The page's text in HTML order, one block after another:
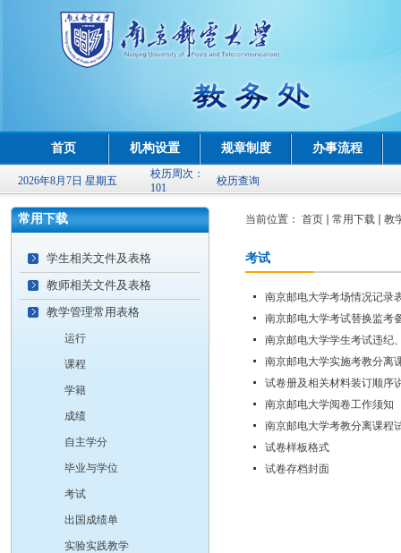
首页 机构设置 规章制度 办事流程
2026年8月7日 星期五
校历周次：
101
校历查询
常用下载 当前位置： 首页 常用下载 教
学生相关文件及表格
教师相关文件及表格
教学管理常用表格
运行
课程
学籍
成绩
自主学分
毕业与学位
考试
出国成绩单
实验实践教学
考试
南京邮电大学考场情况记录
南京邮电大学考试替换监考
南京邮电大学学生考试违纪
南京邮电大学实施考教分离
试卷册及相关材料装订顺序
南京邮电大学阅卷工作须知
南京邮电大学考教分离课程
试卷样板格式
试卷存档封面